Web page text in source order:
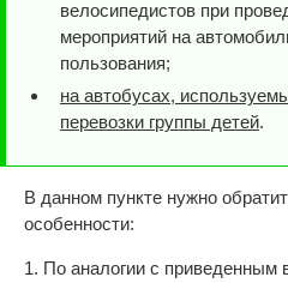
велосипедистов при
мероприятий на
пользования;
на автобусах,
перевозки группы детей.
В данном пункте нужно
особенности:
1. По аналогии с приведенным